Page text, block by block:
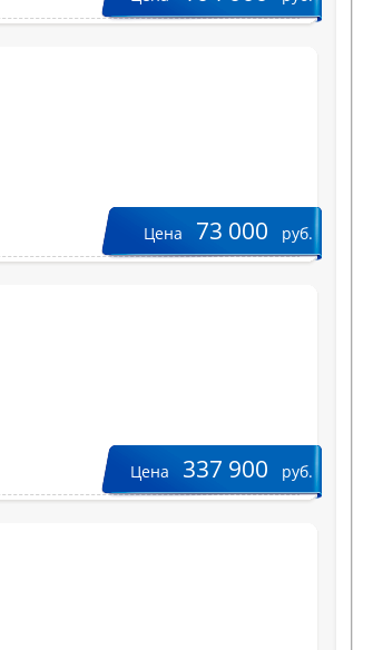
Цена 73 000 руб.
Цена 337 900 руб.